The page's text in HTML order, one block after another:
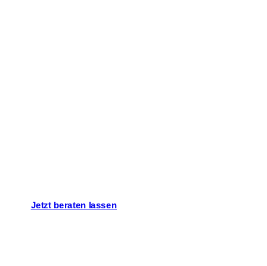
Jetzt beraten lassen